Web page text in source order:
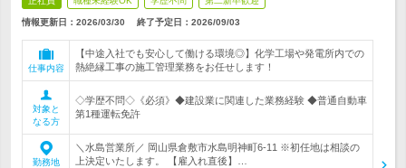
情報更新日：2026/03/30 終了予定日： 2026/09/03
仕事内容
【中途入社でも安心して働ける環境◎】化学工場や発電所内での
熱絶縁工事の施工管理業務をお任せします！
対象と
なる方
◇学歴不問◇《必須》◆建設業に関連した業務経験 ◆普通自動車
第1種運転免許
勤務地
＼水島営業所／ 岡山県倉敷市水島明神町6-11 ※初任地は相談の
上決定いたします。 【雇入れ直後】…